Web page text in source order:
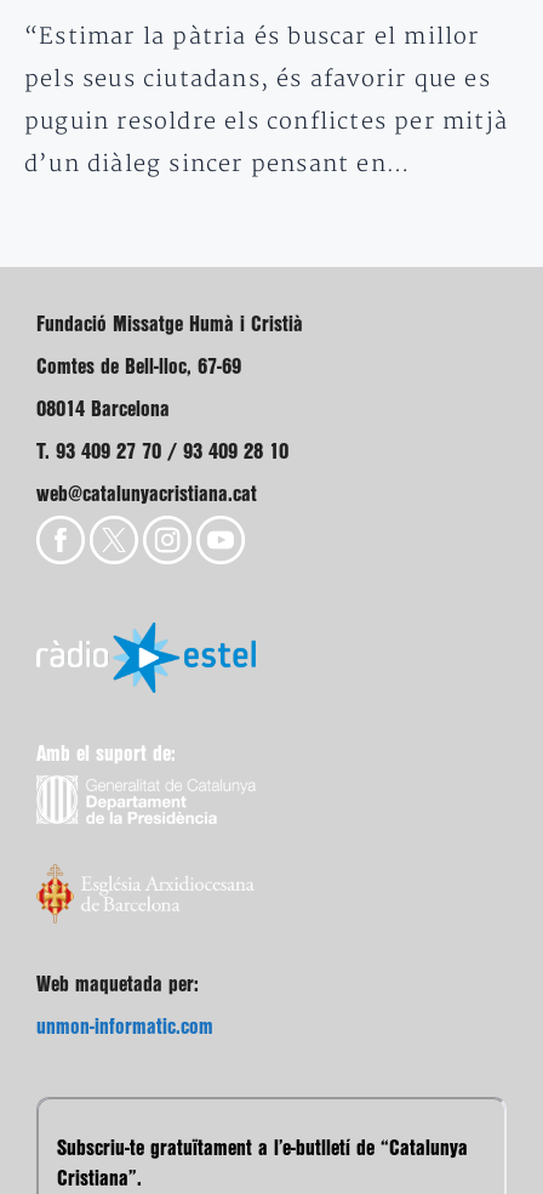
“Estimar la pàtria és buscar el millor
pels seus ciutadans, és afavorir que es
puguin resoldre els conflictes per mitjà
d’un diàleg sincer pensant en…
Fundació Missatge Humà i Cristià
Comtes de Bell-lloc, 67-69
08014 Barcelona
T. 93 409 27 70 / 93 409 28 10
web@catalunyacristiana.cat
Amb el suport de:
Web maquetada per:
unmon-informatic.com
Subscriu-te gratuïtament a l’e-butlletí de “Catalunya
Cristiana”.